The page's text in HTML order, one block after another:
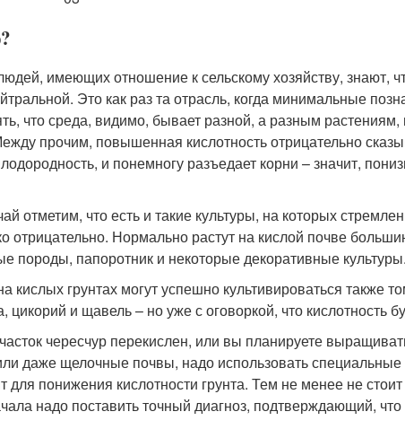
имеющих отношение к сельскому хозяйству, знают,
Это как раз та отрасль, когда минимальные
что среда, видимо, бывает разной, а разным
прочим, повышенная кислотность отрицательно
и понемногу разъедает корни – значит,
отметим, что есть и такие культуры, на которых
отрицательно. Нормально растут на кислой почве
породы, папоротник и некоторые декоративные культуры.
кислых грунтах могут успешно культивироваться также
цикорий и щавель – но уже с оговоркой, что кислотность
чересчур перекислен, или вы планируете
даже щелочные почвы, надо использовать
для понижения кислотности грунта. Тем не менее не
надо поставить точный диагноз, подтверждающий,